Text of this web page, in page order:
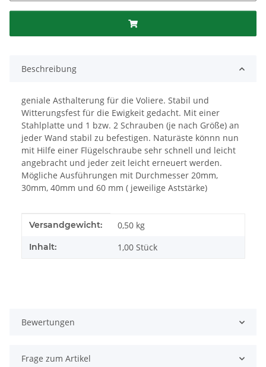
Beschreibung
geniale Asthalterung für die Voliere. Stabil und
Witterungsfest für die Ewigkeit gedacht. Mit einer
Stahlplatte und 1 bzw. 2 Schrauben (je nach Größe) an
jeder Wand stabil zu befestigen. Naturäste könnn nun
mit Hilfe einer Flügelschraube sehr schnell und leicht
angebracht und jeder zeit leicht erneuert werden.
Mögliche Ausführungen mit Durchmesser 20mm,
30mm, 40mm und 60 mm ( jeweilige Aststärke)
Produkteigenschaft
Wert
Versandgewicht: 0,50 kg
Inhalt: 1,00 Stück
Bewertungen
Frage zum Artikel